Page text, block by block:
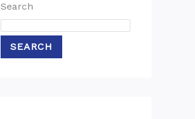
Search
SEARCH